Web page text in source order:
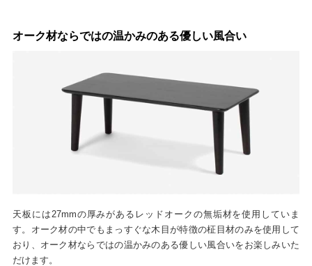
オーク材ならではの温かみのある優しい風合い
天板には27mmの厚みがあるレッドオークの無垢材を使用していま
す。オーク材の中でもまっすぐな木目が特徴の柾目材のみを使用して
おり、オーク材ならではの温かみのある優しい風合いをお楽しみいた
だけます。